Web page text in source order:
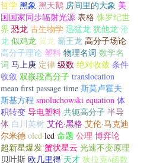
哲学 黑象 黑天鹅 房间里的大象 美
国国家同步辐射光源 表格 侏罗纪世
界 恐龙 古生物学 迅猛龙 犹他龙 沧
龙 似鸡龙 翼龙 霸王龙 高分子场论
高分子理论 塑料 物理名词 数学名
词 马上庚 定律 级数 绝对收敛 条件
收敛 双嵌段高分子 translocation
mean first passage time 斯莫卢霍夫
斯基方程 smoluchowski equation 体
积转变 导电塑料 共轭高分子 半导
体 白川英树 艾伦·黑格 艾伦·马克迪
尔米德 oled led 命题 公理 博弈论
超新星爆发 蟹状星云 光速不变原理
贝叶斯 欧几里得 天才 狄拉克δ函数